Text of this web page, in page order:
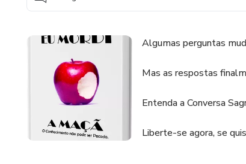
Algumas perguntas
Mas as respostas
Entenda a Conversa
Liberte-se agora, se